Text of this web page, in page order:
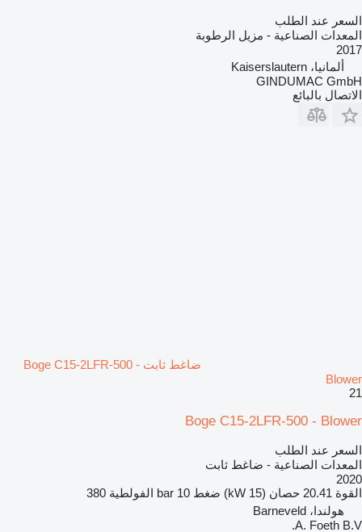
السعر عند الطلب
المعدات الصناعية - مزيل الرطوبة
2017
ألمانيا، Kaiserslautern
GINDUMAC GmbH
الاتصال بالبائع
ضاغط ثابت Boge C15-2LFR-500 -
Blower
21
Boge C15-2LFR-500 - Blower
السعر عند الطلب
المعدات الصناعية - ضاغط ثابت
2020
القوة 20.41 حصان (15 kW) ضغط 10 bar الفولطية 380
هولندا، Barneveld
A. Foeth B.V.